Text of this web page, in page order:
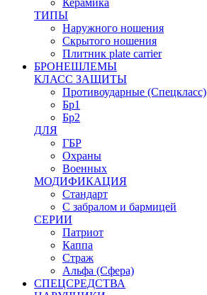
Керамика
ТИПЫ
Наружного ношения
Скрытого ношения
Плитник plate carrier
БРОНЕШЛЕМЫ
КЛАСС ЗАЩИТЫ
Противоударные (Спецкласс)
Бр1
Бр2
ДЛЯ
ГБР
Охраны
Военных
МОДИФИКАЦИЯ
Стандарт
С забралом и бармицей
СЕРИИ
Патриот
Каппа
Страж
Альфа (Сфера)
СПЕЦСРЕДСТВА